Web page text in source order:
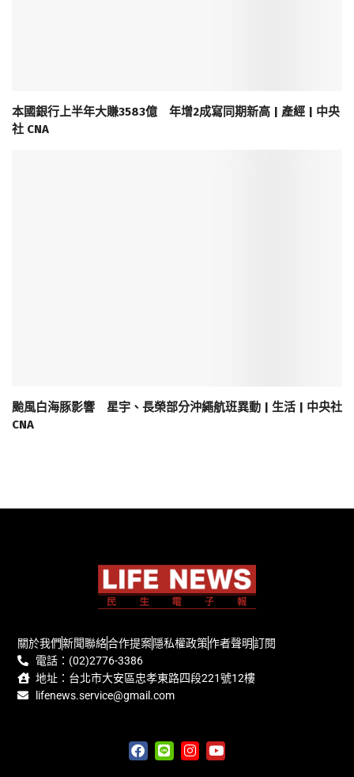
本國銀行上半年大賺3583億 年增2成寫同期新高 | 產經 | 中央
社 CNA
颱風白海豚影響 星宇、長榮部分沖繩航班異動 | 生活 | 中央社
CNA
關於我們新聞聯絡合作提案隱私權政策作者聲明訂閱
電話：(02)2776-3386
地址：台北市大安區忠孝東路四段221號12樓
lifenews.service@gmail.com